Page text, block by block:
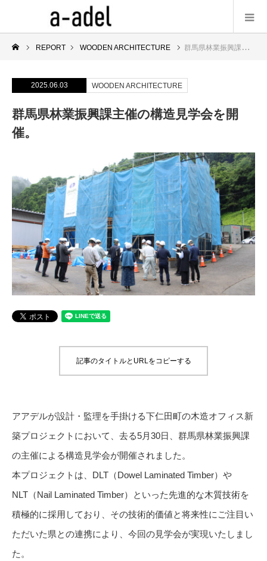
REPORT WOODEN ARCHITECTURE 群馬県林業振興課主催の構造見学会を開催。
2025.06.03 WOODEN ARCHITECTURE
群馬県林業振興課主催の構造見学会を開
催。
記事のタイトルとURLをコピーする
アアデルが設計・監理を手掛ける下仁田町の木造オフィス新
築プロジェクトにおいて、去る5月30日、群馬県林業振興課
の主催による構造見学会が開催されました。
本プロジェクトは、DLT（Dowel Laminated Timber）や
NLT（Nail Laminated Timber）といった先進的な木質技術を
積極的に採用しており、その技術的価値と将来性にご注目い
ただいた県との連携により、今回の見学会が実現いたしまし
た。